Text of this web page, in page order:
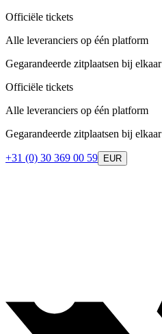
Officiële tickets
Alle leveranciers op één platform
Gegarandeerde zitplaatsen bij elkaar
Officiële tickets
Alle leveranciers op één platform
Gegarandeerde zitplaatsen bij elkaar
+31 (0) 30 369 00 59 EUR